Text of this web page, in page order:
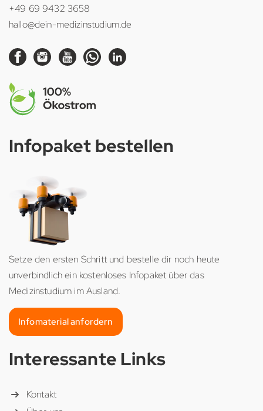
+49 69 9432 3658
hallo@dein-medizinstudium.de
Infopaket bestellen
Setze den ersten Schritt und bestelle dir noch heute
unverbindlich ein kostenloses Infopaket über das
Medizinstudium im Ausland.
Infomaterial anfordern
Interessante Links
Kontakt